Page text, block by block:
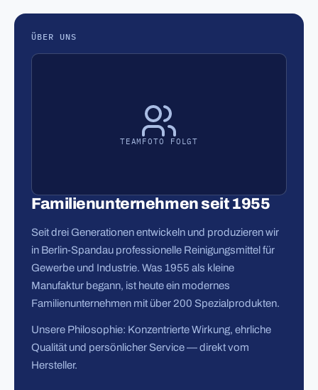
ÜBER UNS
TEAMFOTO FOLGT
Familienunternehmen seit 1955
Seit drei Generationen entwickeln und produzieren wir
in Berlin-Spandau professionelle Reinigungsmittel für
Gewerbe und Industrie. Was 1955 als kleine
Manufaktur begann, ist heute ein modernes
Familienunternehmen mit über 200 Spezialprodukten.
Unsere Philosophie: Konzentrierte Wirkung, ehrliche
Qualität und persönlicher Service — direkt vom
Hersteller.